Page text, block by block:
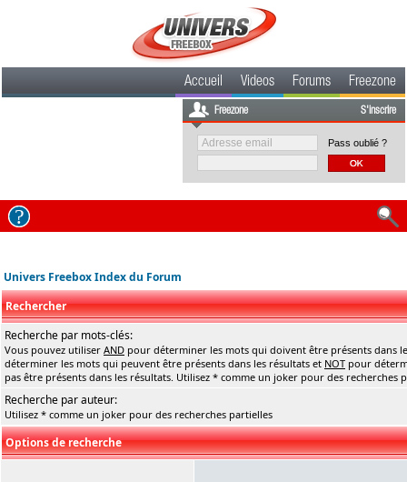
Accueil Videos Forums Freezone
Freezone S'inscrire
Pass oublié ?
Univers Freebox Index du Forum
Rechercher
Recherche par mots-clés:
Vous pouvez utiliser AND pour déterminer les mots qui doivent être présents dans
déterminer les mots qui peuvent être présents dans les résultats et NOT pour
pas être présents dans les résultats. Utilisez * comme un joker pour des recherches
Recherche par auteur:
Utilisez * comme un joker pour des recherches partielles
Options de recherche